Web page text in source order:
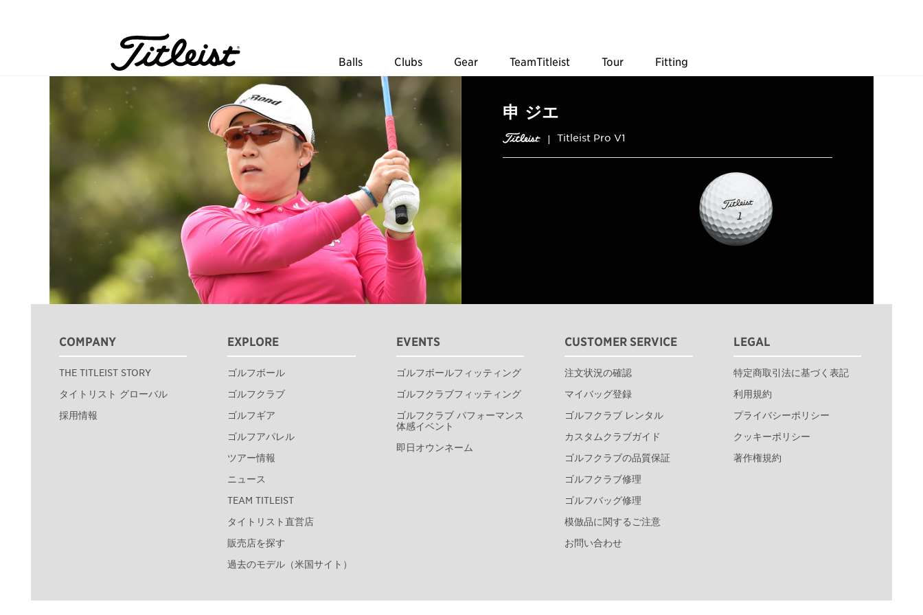
Balls Clubs Gear TeamTitleist Tour Fitting
申 ジエ
Titleist Pro V1
COMPANY
THE TITLEIST STORY
タイトリスト グローバル
採用情報
EXPLORE
ゴルフボール
ゴルフクラブ
ゴルフギア
ゴルフアパレル
ツアー情報
ニュース
TEAM TITLEIST
タイトリスト直営店
販売店を探す
過去のモデル（米国サイト）
EVENTS
ゴルフボールフィッティング
ゴルフクラブフィッティング
ゴルフクラブ パフォーマンス
体感イベント
即日オウンネーム
CUSTOMER SERVICE
注文状況の確認
マイバッグ登録
ゴルフクラブ レンタル
カスタムクラブガイド
ゴルフクラブの品質保証
ゴルフクラブ修理
ゴルフバッグ修理
模倣品に関するご注意
お問い合わせ
LEGAL
特定商取引法に基づく表記
利用規約
プライバシーポリシー
クッキーポリシー
著作権規約